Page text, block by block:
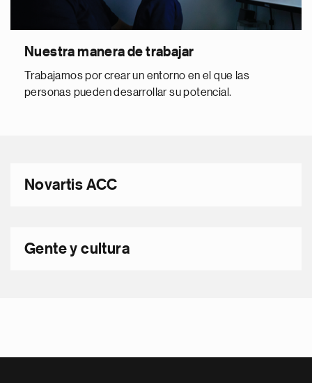
Nuestra manera de trabajar
Trabajamos por crear un entorno en el que las
personas pueden desarrollar su potencial.
Novartis ACC
Gente y cultura